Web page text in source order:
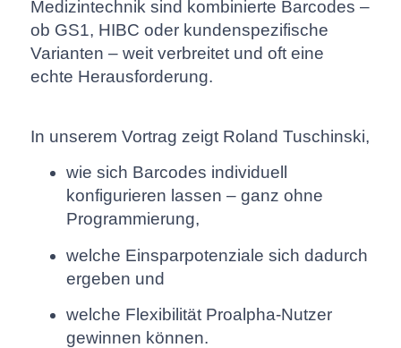
Medizintechnik sind kombinierte Barcodes –
ob GS1, HIBC oder kundenspezifische
Varianten – weit verbreitet und oft eine
echte Herausforderung.
In unserem Vortrag zeigt Roland Tuschinski,
wie sich Barcodes individuell
konfigurieren lassen – ganz ohne
Programmierung,
welche Einsparpotenziale sich dadurch
ergeben und
welche Flexibilität Proalpha-Nutzer
gewinnen können.